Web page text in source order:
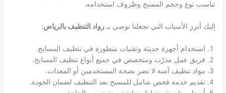
تناسب نوع وحجم المسبح وظروف استخدامه.
إليك أبرز الأسباب التي تجعلنا نوصي بـرواد التنظيف بالرياض:
استخدام أجهزة حديثة وتقنيات متطورة في تنظيف المسابح.
فريق عمل مدرّب ومتخصص في جميع أنواع تنظيف المسابح.
مواد تنظيف آمنة لا تضر بصحة المستخدمين أو المعدات.
تقديم خدمة فحص شامل للمسبح بعد التنظيف لضمان الجودة.